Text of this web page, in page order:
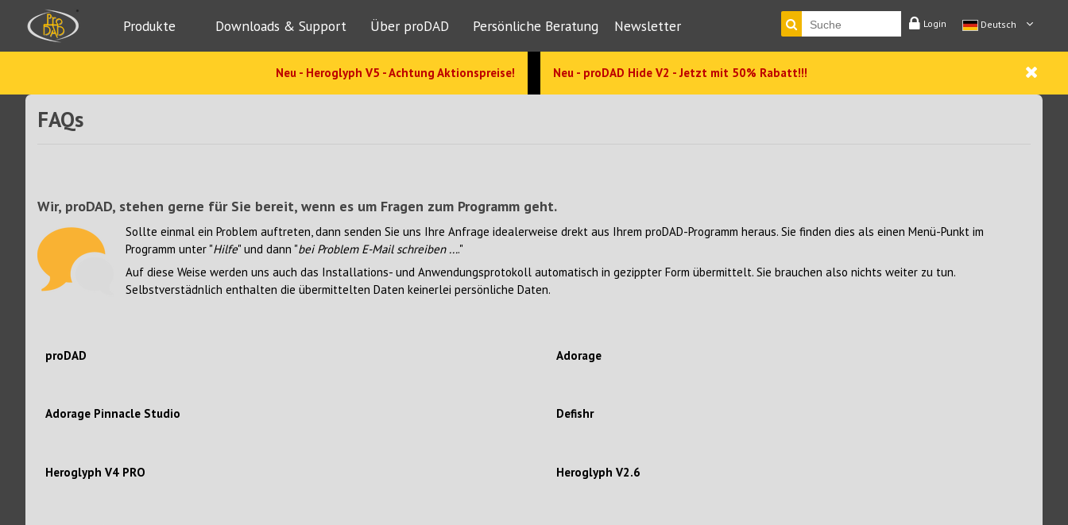
Login Deutsch
Produkte Downloads & Support Über proDAD Persönliche Beratung Newsletter
Neu - Heroglyph V5 - Achtung Aktionspreise! Neu - proDAD Hide V2 - Jetzt mit 50% Rabatt!!!
FAQs
Wir, proDAD, stehen gerne für Sie bereit, wenn es um Fragen zum Programm geht.
Sollte einmal ein Problem auftreten, dann senden Sie uns Ihre Anfrage idealerweise drekt aus Ihrem proDAD-Programm heraus. Sie finden dies als einen Menü-Punkt im
Programm unter "Hilfe" und dann "bei Problem E-Mail schreiben ...."
Auf diese Weise werden uns auch das Installations- und Anwendungsprotokoll automatisch in gezippter Form übermittelt. Sie brauchen also nichts weiter zu tun.
Selbstverstädnlich enthalten die übermittelten Daten keinerlei persönliche Daten.
proDAD Adorage
Adorage Pinnacle Studio Defishr
Heroglyph V4 PRO Heroglyph V2.6